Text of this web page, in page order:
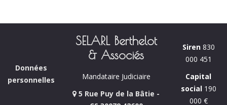
Données
personnelles
SELARL Berthelot
& Associés
Mandataire Judiciaire
5 Rue Puy de la Bâtie -
Siren830
000 451
Capital
social190
000 €